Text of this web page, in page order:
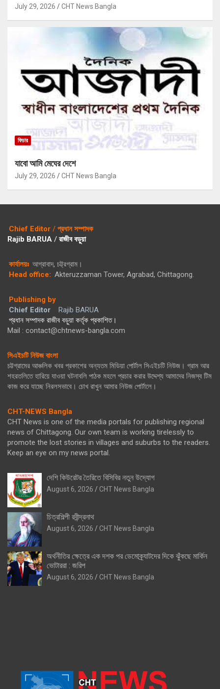
July 29, 2026 CHT News Bangla
ফিচার
যাবো আমি মেঘের দেশে
July 29, 2026 CHT News Bangla
Chief Editor / প্রধান সম্পাদক
Rajib BARUA / রাজীব বড়ুয়া
কার্যালয়ঃ আগ্রাবাদ, চট্ট্রগ্রাম।
Head office: Akteruzzaman Tower, Agrabad, Chittagong.
Publishing by
Chief Editor
Rajib BARUA
প্রধান সম্পাদক রাজীব বড়ুয়া কর্তৃক প্রকাশিত।
Mail : contact@chtnews-bangla.com
সিএইচটি নিউজ বাংলা
চট্টগ্রামের আঞ্চলিক খবর প্রকাশের অন্যতম মিডিয়া পোর্টাল সিএইচটি নিউজ। গ্রাম আর
শহরতলিতে হারিয়ে যাওয়া ঘটনাবলি পাঠক মহলে প্রচার করার উদ্দেশ্য আমাদের নিজস্ব টিম
কাজ করে যাচ্ছে নিরলসভাবে। চোখ রাখুন আমার নিউজ পোর্টালে।
CHT-NEWS Bangla
CHT News is one of the media portals for publishing regional
news of Chittagong. Our own team is working tirelessly to
promote the lost stories in villages and suburbs to the readers.
Keep an eye on my news portal.
দেশি কিউরেটর তৈরিতে বিসিবির নতুন উদ্যোগ
August 6, 2026 CHT News Bangla
চিত্রশিল্পী রবীন্দ্রনাথ
August 6, 2026 CHT News Bangla
অর্থনীতির ক্ষেত্রে এক দশক পর ডেমোক্র্যাটদের দিকে ঝুঁকছে মার্কিন
ভোটাররা : জরিপ
August 6, 2026 CHT News Bangla